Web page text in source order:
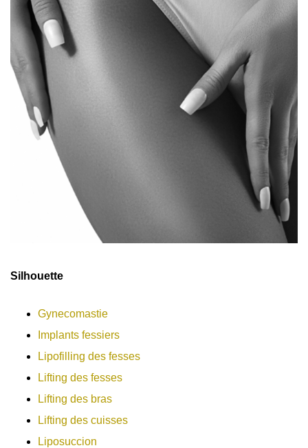
Silhouette
Gynecomastie
Implants fessiers
Lipofilling des fesses
Lifting des fesses
Lifting des bras
Lifting des cuisses
Liposuccion